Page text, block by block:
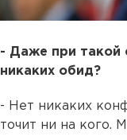
- Даже при такой
никаких обид?
- Нет никаких
точит ни на кого.